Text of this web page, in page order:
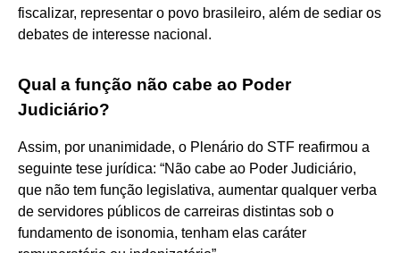
fiscalizar, representar o povo brasileiro, além de sediar os
debates de interesse nacional.
Qual a função não cabe ao Poder
Judiciário?
Assim, por unanimidade, o Plenário do STF reafirmou a
seguinte tese jurídica: “Não cabe ao Poder Judiciário,
que não tem função legislativa, aumentar qualquer verba
de servidores públicos de carreiras distintas sob o
fundamento de isonomia, tenham elas caráter